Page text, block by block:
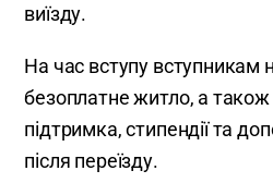
виїзду.
На час вступу вступникам
безоплатне житло, а
підтримка, стипендії та
після переїзду.